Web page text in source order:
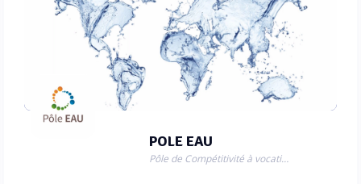
POLE EAU
Pôle de Compétitivité à vocation mondiale